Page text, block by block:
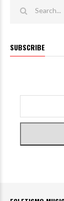
SUBSCRIBE